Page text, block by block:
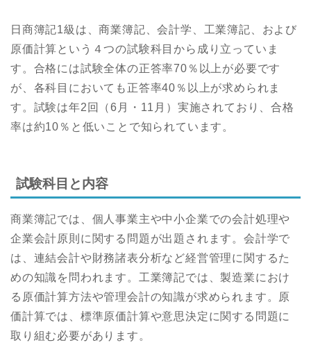
日商簿記1級は、商業簿記、会計学、工業簿記、および
原価計算という４つの試験科目から成り立っていま
す。合格には試験全体の正答率70％以上が必要です
が、各科目においても正答率40％以上が求められま
す。試験は年2回（6月・11月）実施されており、合格
率は約10％と低いことで知られています。
試験科目と内容
商業簿記では、個人事業主や中小企業での会計処理や
企業会計原則に関する問題が出題されます。会計学で
は、連結会計や財務諸表分析など経営管理に関するた
めの知識を問われます。工業簿記では、製造業におけ
る原価計算方法や管理会計の知識が求められます。原
価計算では、標準原価計算や意思決定に関する問題に
取り組む必要があります。